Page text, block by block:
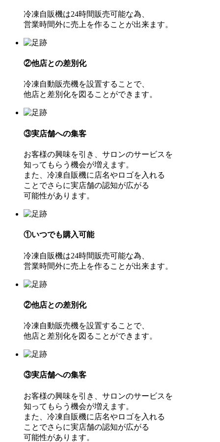
冷凍自販機は24時間販売可能な為、
営業時間外に売上を作ることが出来ます。
②他店との差別化
冷凍自動販売機を設置することで、
他店と差別化を図ることができます。
③実店舗への集客
お客様の興味を引き、サロンのサービスを
知ってもらう機会が増えます。
また、冷凍自販機に店名やロゴを入れる
ことでさらに実店舗の認知が広がる
可能性があります。
①いつでも購入可能
冷凍自販機は24時間販売可能な為、
営業時間外に売上を作ることが出来ます。
②他店との差別化
冷凍自動販売機を設置することで、
他店と差別化を図ることができます。
③実店舗への集客
お客様の興味を引き、サロンのサービスを
知ってもらう機会が増えます。
また、冷凍自販機に店名やロゴを入れる
ことでさらに実店舗の認知が広がる
可能性があります。